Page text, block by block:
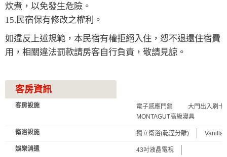
炊煮，以免發生危險。
15.民宿保有修改之權利。
如違反上述規範，本民宿有權拒絕入住，恕不退還住宿費
用，相關違法罰款請房客自行負責，敬請見諒。
客房資訊
客房設施 電子感應門鎖
大門出入刷卡
MONTAGUT高級寢具
衛浴設施 獨立衛浴(乾溼分離) Vanilla
娛樂消遣 43吋液晶電視